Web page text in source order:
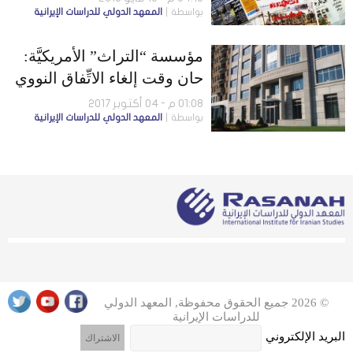
الأوربيين بتفعيلِ النظامِ
بواسطة المعهد الدولي للدراسات الإيرانية
مؤسسة “التراث” الأمريكيَّة:
حان وقت إلغاء الاتِّفاق النووي
مع إيران
01:08 م - 04 أكتوبر 2017
بواسطة المعهد الدولي للدراسات الإيرانية
البريد الإلكتروني
© 2026 جميع الحقوق محفوظة, المعهد الدولي
للدراسات الإيرانية